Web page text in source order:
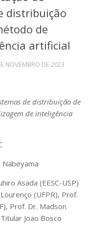
distribuição
de
artificial
NOVEMBRO DE 2023
de distribuição de
de inteligência
Asada (EESC-USP)
(UFPR), Prof.
Prof. Dr. Madson
Joao Bosco